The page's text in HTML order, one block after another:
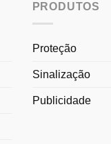
PRODUTOS
Proteção
Sinalização
Publicidade